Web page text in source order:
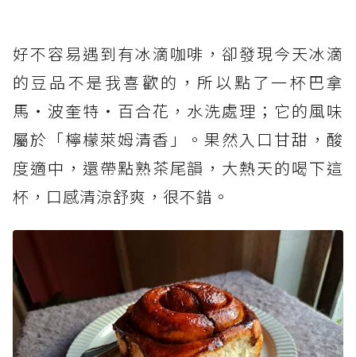
好不容易遇到有冰滴咖啡，卻發現今天冰滴
的豆品不是我喜歡的，所以點了一杯巴拿
馬‧波奎特‧百合花，水洗處理；它的風味
屬於「檸檬萊姆清香」。果然入口甘甜，酸
度適中，還帶點熟茶尾韻，大熱天的喝下這
杯，口感清涼舒爽，很不錯。